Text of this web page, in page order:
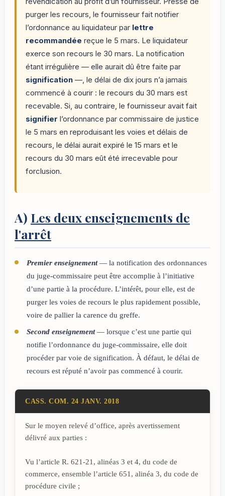
purger les recours, le fournisseur fait notifier
l’ordonnance au liquidateur par lettre
recommandée reçue le 5 mars. Le liquidateur
exerce son recours le 30 mars. La notification
étant irrégulière — elle aurait dû être faite par
signification —, le délai de dix jours n’a jamais
commencé à courir : le recours du 30 mars est
recevable. Si, au contraire, le fournisseur avait fait
signifier l’ordonnance par commissaire de justice
le 5 mars en reproduisant les voies et délais de
recours, le délai aurait expiré le 15 mars et le
recours du 30 mars eût été irrecevable pour
forclusion.
A) Les deux enseignements de
l'arrêt
Premier enseignement— la notification des ordonnances
du juge-commissaire peut être accomplie à l’initiative
d’une partie à la procédure. L’intérêt, pour elle, est de
purger les voies de recours le plus rapidement possible,
voire de pallier la carence du greffe.
Second enseignement— lorsque c’est une partie qui
notifie l’ordonnance du juge-commissaire, elle doit
procéder par voie de signification. À défaut, le délai de
recours est réputé n’avoir pas commencé à courir.
CASS. COM. 24 JANV. 2018
Sur le moyen relevé d’office, après avertissement
délivré aux parties :
Vu l’article R. 621-21, alinéas 3 et 4, du code de
commerce, ensemble l’article 651, alinéa 3, du code de
procédure civile ;